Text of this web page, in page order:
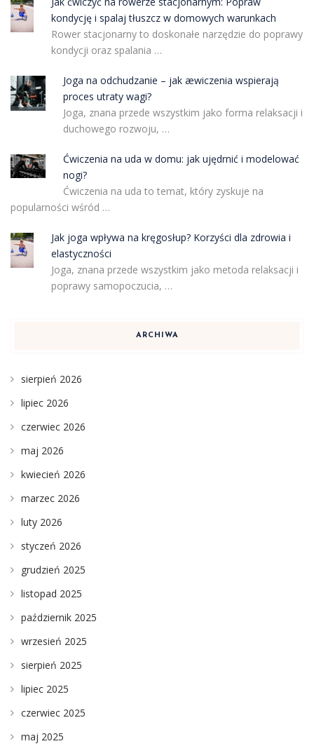
kondycję i spalaj tłuszcz w domowych warunkach
Rower stacjonarny to doskonałe narzędzie do poprawy
kondycji oraz spalania …
Joga na odchudzanie – jak æwiczenia wspierają
proces utraty wagi?
Joga, znana przede wszystkim jako forma relaksacji i
duchowego rozwoju, …
Ćwiczenia na uda w domu: jak ujędrnić i modelować
nogi?
Ćwiczenia na uda to temat, który zyskuje na
popularności wśród …
Jak joga wpływa na kręgosłup? Korzyści dla zdrowia i
elastyczności
Joga, znana przede wszystkim jako metoda relaksacji i
poprawy samopoczucia, …
ARCHIWA
sierpień 2026
lipiec 2026
czerwiec 2026
maj 2026
kwiecień 2026
marzec 2026
luty 2026
styczeń 2026
grudzień 2025
listopad 2025
październik 2025
wrzesień 2025
sierpień 2025
lipiec 2025
czerwiec 2025
maj 2025